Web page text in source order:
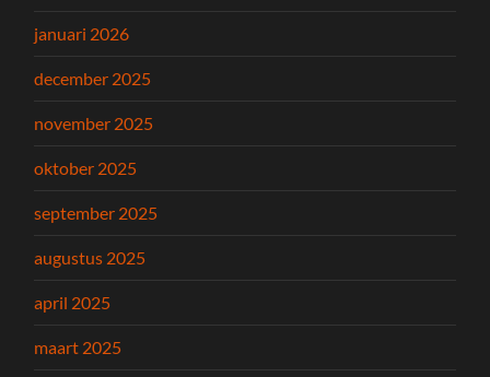
januari 2026
december 2025
november 2025
oktober 2025
september 2025
augustus 2025
april 2025
maart 2025